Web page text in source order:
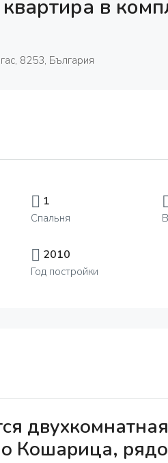
в
8253, България
1
Спальня
2010
Год постройки
Кошарица,